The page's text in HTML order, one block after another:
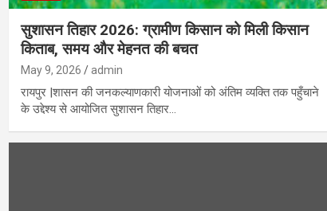
सुशासन तिहार 2026: ग्रामीण किसान को मिली किसान
किताब, समय और मेहनत की बचत
May 9, 2026 admin
रायपुर |शासन की जनकल्याणकारी योजनाओं को अंतिम व्यक्ति तक पहुँचाने
के उद्देश्य से आयोजित सुशासन तिहार…